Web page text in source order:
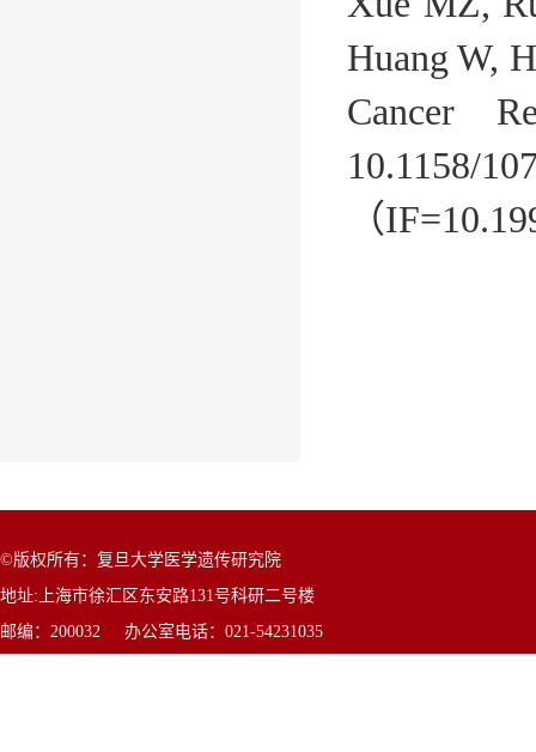
Huang W,
Cancer
10.1158/
（
©版权所有：复旦大学医学遗传研究院
地址:上海市徐汇区东安路131号科研二号楼
邮编：200032 办公室电话：021-54231035